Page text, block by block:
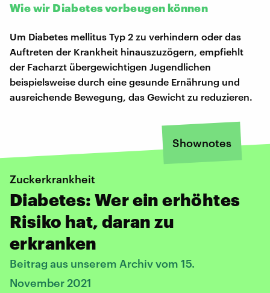
Wie wir Diabetes vorbeugen können
Um Diabetes mellitus Typ 2 zu verhindern oder das
Auftreten der Krankheit hinauszuzögern, empfiehlt
der Facharzt übergewichtigen Jugendlichen
beispielsweise durch eine gesunde Ernährung und
ausreichende Bewegung, das Gewicht zu reduzieren.
Shownotes
Zuckerkrankheit
Diabetes: Wer ein erhöhtes
Risiko hat, daran zu
erkranken
Beitrag aus unserem Archiv vom 15.
November 2021